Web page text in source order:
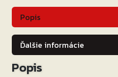
Popis
Ďalšie informácie
Popis